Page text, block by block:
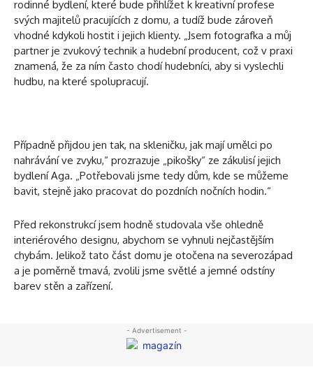
rodinné bydlení, které bude přihlížet k kreativní profese
svých majitelů pracujících z domu, a tudíž bude zároveň
vhodné kdykoli hostit i jejich klienty. „Jsem fotografka a můj
partner je zvukový technik a hudební producent, což v praxi
znamená, že za ním často chodí hudebníci, aby si vyslechli
hudbu, na které spolupracují.
Případně přijdou jen tak, na skleničku, jak mají umělci po
nahrávání ve zvyku,“ prozrazuje „pikošky“ ze zákulisí jejich
bydlení Aga. „Potřebovali jsme tedy dům, kde se můžeme
bavit, stejně jako pracovat do pozdních nočních hodin.“
Před rekonstrukcí jsem hodně studovala vše ohledně
interiérového designu, abychom se vyhnuli nejčastějším
chybám. Jelikož tato část domu je otočena na severozápad
a je poměrně tmavá, zvolili jsme světlé a jemné odstíny
barev stěn a zařízení.
- Advertisement -